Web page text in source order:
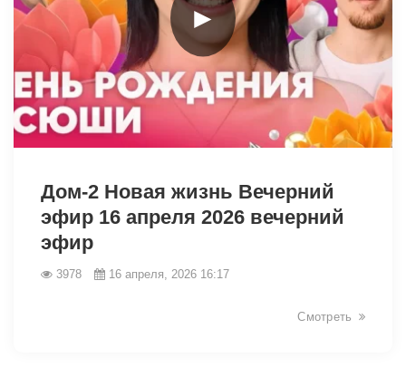
►
Дом-2 Новая жизнь Вечерний
эфир 16 апреля 2026 вечерний
эфир
3978 16 апреля, 2026 16:17
Смотреть